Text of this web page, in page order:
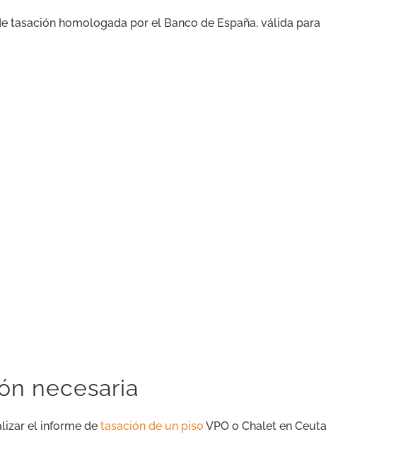
tasación homologada por el Banco de España, válida para
necesaria
el informe de tasación de un piso VPO o Chalet en Ceuta